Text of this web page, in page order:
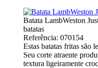
Batata LambWeston
batatas
Referência: 070154
Estas batatas fritas são
Seu corte atraente
textura ligeiramente